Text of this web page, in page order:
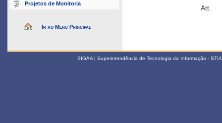
Projetos de Monitoria
Ir ao Menu Principal
Att.
SIGAA | Superintendência de Tecnologia da Informação -